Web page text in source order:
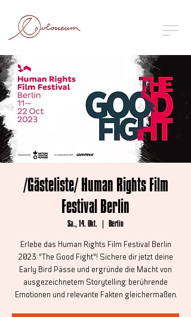
/Gästeliste/ Human Rights Film
Festival Berlin
Sa., 14. Okt.
  |
Berlin
Erlebe das Human Rights Film Festival Berlin
2023: "The Good Fight"! Sichere dir jetzt deine
Early Bird Pässe und ergründe die Macht von
ausgezeichnetem Storytelling: berührende
Emotionen und relevante Fakten gleichermaßen.